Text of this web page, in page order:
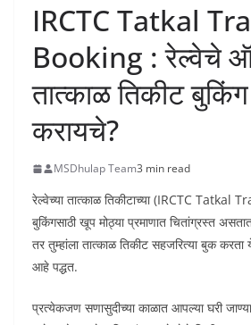
IRCTC Tatkal
Booking : रेल्वेचे
तात्काळ तिकीट
करायचे?
MSDhulap Team3 min read
रेल्वेच्या तात्काळ तिकीटाच्या (IRCTC Tatkal
बुकिंगसाठी खूप मोठ्या प्रमाणात चितांग्रस्त
तर तुम्हांला तात्काळ तिकीट सहजरित्या बुक
आहे पद्धत.
प्रत्येकजण सणासुदीच्या काळात आपल्या घरी